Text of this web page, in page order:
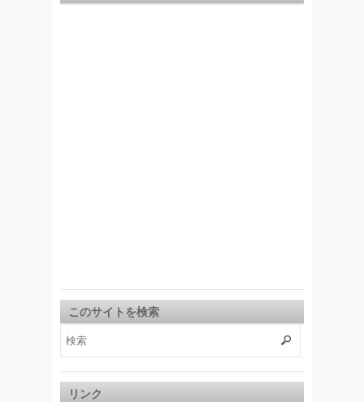
このサイトを検索
リンク